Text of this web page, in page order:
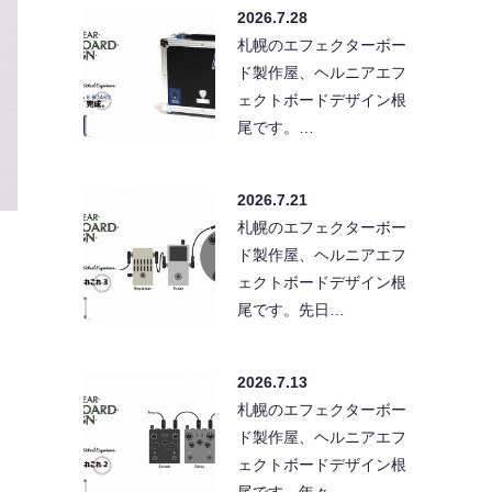
2026.7.28
札幌のエフェクターボー
ド製作屋、ヘルニアエフ
ェクトボードデザイン根
尾です。…
2026.7.21
札幌のエフェクターボー
ド製作屋、ヘルニアエフ
ェクトボードデザイン根
尾です。先日…
2026.7.13
札幌のエフェクターボー
ド製作屋、ヘルニアエフ
ェクトボードデザイン根